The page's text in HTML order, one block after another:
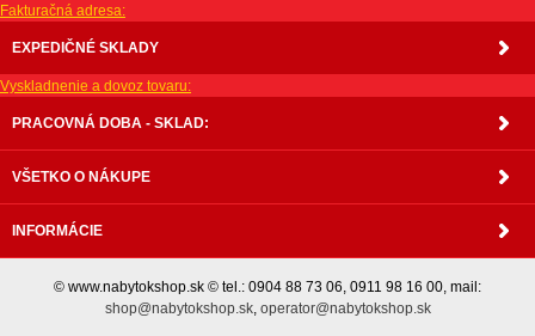
Fakturačná adresa:
EXPEDIČNÉ SKLADY
Vyskladnenie a dovoz tovaru:
PRACOVNÁ DOBA - SKLAD:
VŠETKO O NÁKUPE
INFORMÁCIE
© www.nabytokshop.sk © tel.: 0904 88 73 06, 0911 98 16 00, mail:
shop@nabytokshop.sk, operator@nabytokshop.sk